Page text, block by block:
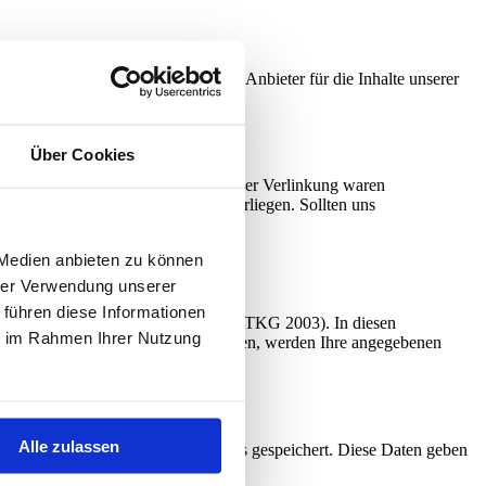
Über Cookies
anbieten zu können
Verwendung unserer
diese Informationen
Rahmen Ihrer Nutzung
Alle zulassen
einzelner Inhalte. Wir sind als Anbieter für die Inhalte unserer
übernehmen. Zum Zeitpunkt der Verlinkung waren
einer Rechtsverletzung vorliegen. Sollten uns
Bestimmungen (DSGVO, TKG 2003). In diesen
E-Mail Kontakt mit uns aufnehmen, werden Ihre angegebenen
Ihre Einwilligung weiter.
sechs Monate bei uns gespeichert. Diese Daten geben